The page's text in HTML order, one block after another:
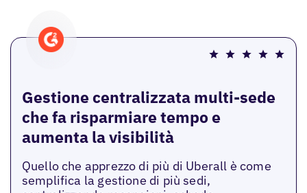
Gestione centralizzata multi-sede
che fa risparmiare tempo e
aumenta la visibilità
Quello che apprezzo di più di Uberall è come
semplifica la gestione di più sedi,